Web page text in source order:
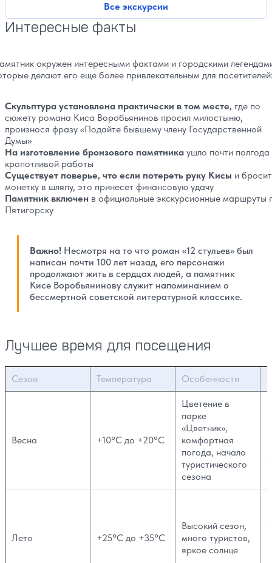
Все экскурсии
Интересные факты
окружен интересными фактами и городскими
делают его еще более привлекательным для
Скульптура установлена практически в том месте, где по
сюжету романа Киса Воробьянинов просил милостыню,
произнося фразу «Подайте бывшему члену Государственной
Думы»
На изготовление бронзового памятника ушло почти полгода
кропотливой работы
Существует поверье, что если потереть руку Кисы и
монетку в шляпу, это принесет финансовую удачу
Памятник включен в официальные экскурсионные маршруты
Пятигорску
Важно! Несмотря на то что роман «12 стульев» был
написан почти 100 лет назад, его персонажи
продолжают жить в сердцах людей, а памятник
Кисе Воробьянинову служит напоминанием о
бессмертной советской литературной классике.
Лучшее время для посещения
Сезон Температура Особенности
Весна +10°C до +20°C
Цветение в
парке
«Цветник»,
комфортная
погода, начало
туристического
сезона
Лето +25°C до +35°C
Высокий сезон,
много туристов,
яркое солнце